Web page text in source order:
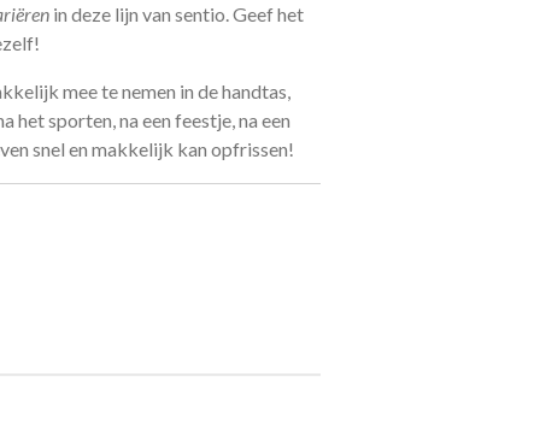
in deze lijn van sentio. Geef het
mee te nemen in de handtas,
het sporten, na een feestje, na een
snel en makkelijk kan opfrissen!